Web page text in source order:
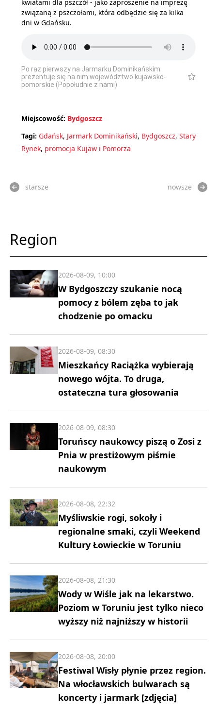
kwiatami dla pszczół - jako zaproszenie na imprezę
związaną z pszczołami, która odbędzie się za kilka
dni w Gdańsku.
Po raz pierwszy na Jarmarku Dominikańskim
prezentuje się na nim województwo kujawsko-
pomorskie (Popołudnie z nami)
Miejscowość: Bydgoszcz
Tagi: Gdańsk, Jarmark Dominikański, Bydgoszcz, Stary
Rynek, promocja Kujaw i Pomorza
starsze nowsze
Region
W Bydgoszczy szukanie nocą
pomocy z bólem zęba to jak
chodzenie po omacku
2026-08-09, 10:00
Mieszkańcy Raciążka wybierają
nowego wójta. To druga,
ostateczna tura głosowania
2026-08-09, 08:30
Toruńscy naukowcy piszą o Zosi z
Pnia w prestiżowym piśmie
naukowym
2026-08-09, 08:30
Myśliwskie rogi, sokoły i
regionalne smaki, czyli Weekend
Kultury Łowieckie w Toruniu
2026-08-08, 22:32
Wody w Wiśle jak na lekarstwo.
Poziom w Toruniu jest tylko nieco
wyższy niż najniższy w historii
2026-08-08, 21:30
Festiwal Wisły płynie przez region.
Na włocławskich bulwarach są
koncerty i jarmark [zdjęcia]
2026-08-08, 20:00